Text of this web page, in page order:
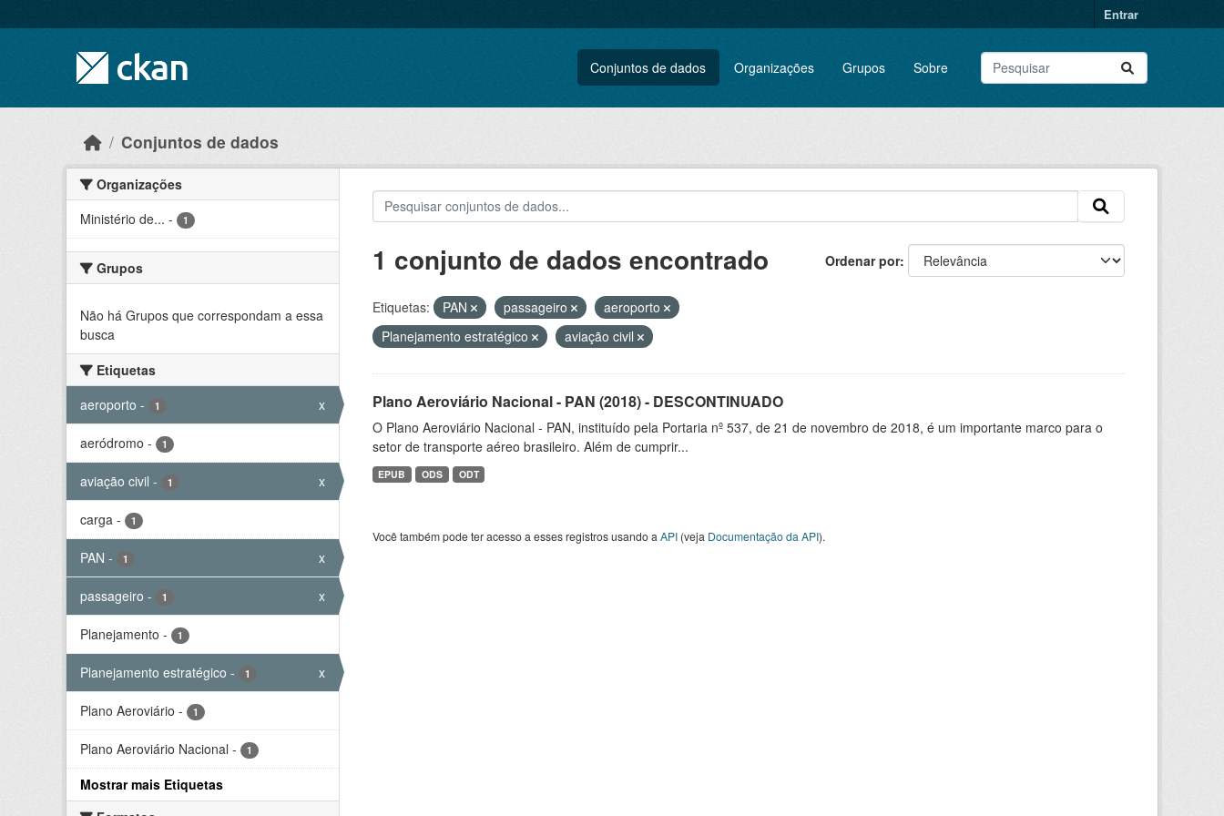
Entrar
Conjuntos de dados Organizações Grupos Sobre
Conjuntos de dados
Organizações
Ministério de... - 1
Grupos
Não há Grupos que correspondam a essa
busca
Etiquetas
aeroporto - 1 x
aeródromo - 1
aviação civil - 1 x
carga - 1
PAN - 1 x
passageiro - 1 x
Planejamento - 1
Planejamento estratégico - 1 x
Plano Aeroviário - 1
Plano Aeroviário Nacional - 1
Mostrar mais Etiquetas
Ordenar por
1 conjunto de dados encontrado
Etiquetas: PAN passageiro
aeroporto
Planejamento estratégico
aviação civil
Plano Aeroviário Nacional - PAN (2018) - DESCONTINUADO
O Plano Aeroviário Nacional - PAN, instituído pela Portaria nº 537, de 21 de novembro de 2018, é um importante marco para o
setor de transporte aéreo brasileiro. Além de cumprir...
EPUB ODS ODT
Você também pode ter acesso a esses registros usando a API(veja Documentação da API).